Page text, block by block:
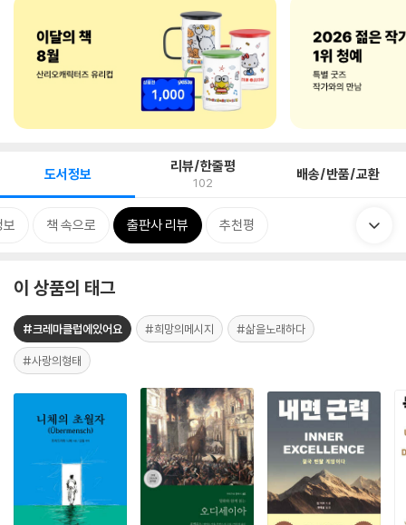
도서정보 리뷰/한줄평
102 배송/반품/교환
보 책 속으로 출판사 리뷰 추천평
이 상품의 태그
#크레마클럽에있어요 #희망의메시지 #삶을노래하다
#사랑의형태